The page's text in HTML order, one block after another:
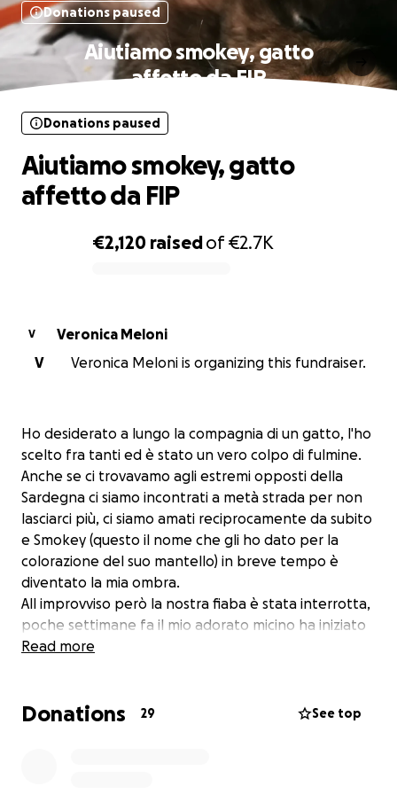
Donations paused
Aiutiamo smokey, gatto
affetto da FIP
€2,120 raisedof€2.7K
Donations paused
Aiutiamo smokey, gatto
affetto da FIP
V
Veronica Meloni
V
Veronica Meloni is organizing this fundraiser.
Ho desiderato a lungo la compagnia di un gatto, l'ho
scelto fra tanti ed è stato un vero colpo di fulmine.
Anche se ci trovavamo agli estremi opposti della
Sardegna ci siamo incontrati a metà strada per non
lasciarci più, ci siamo amati reciprocamente da subito
e Smokey (questo il nome che gli ho dato per la
colorazione del suo mantello) in breve tempo è
diventato la mia ombra.
All improvviso però la nostra fiaba è stata interrotta,
poche settimane fa il mio adorato micino ha iniziato
a stare poco bene, a dimagrire e ad essere apatico e
macigno su di noi. Per la Fip non c è una vera cura, né
Read more
Donations 29 See top